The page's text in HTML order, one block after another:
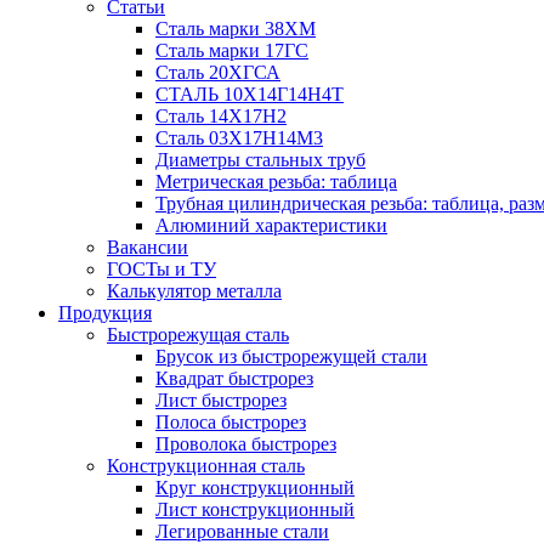
Статьи
Сталь марки 38ХМ
Сталь марки 17ГС
Сталь 20ХГСА
СТАЛЬ 10Х14Г14Н4Т
Сталь 14Х17Н2
Сталь 03Х17Н14М3
Диаметры стальных труб
Метрическая резьба: таблица
Трубная цилиндрическая резьба: таблица,
Алюминий характеристики
Вакансии
ГОСТы и ТУ
Калькулятор металла
Продукция
Быстрорежущая сталь
Брусок из быстрорежущей стали
Квадрат быстрорез
Лист быстрорез
Полоса быстрорез
Проволока быстрорез
Конструкционная сталь
Круг конструкционный
Лист конструкционный
Легированные стали